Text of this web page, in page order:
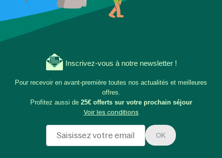
Inscrivez-vous à notre newsletter !
Pour recevoir en avant-première toutes nos actualités et meilleures
offres.
Profitez aussi de 25€ offerts sur votre prochain séjour
Voir les conditions
OK